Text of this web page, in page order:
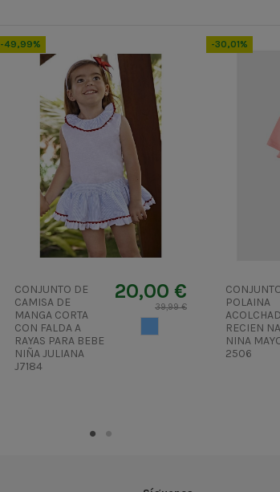
-49,99%
CONJUNTO DE
CAMISA DE
MANGA CORTA
CON FALDA A
RAYAS PARA BEBE
NIÑA JULIANA
J7184
20,00 €
39,99 €
-30,01%
POLAINA
RECIEN
NINA
2506